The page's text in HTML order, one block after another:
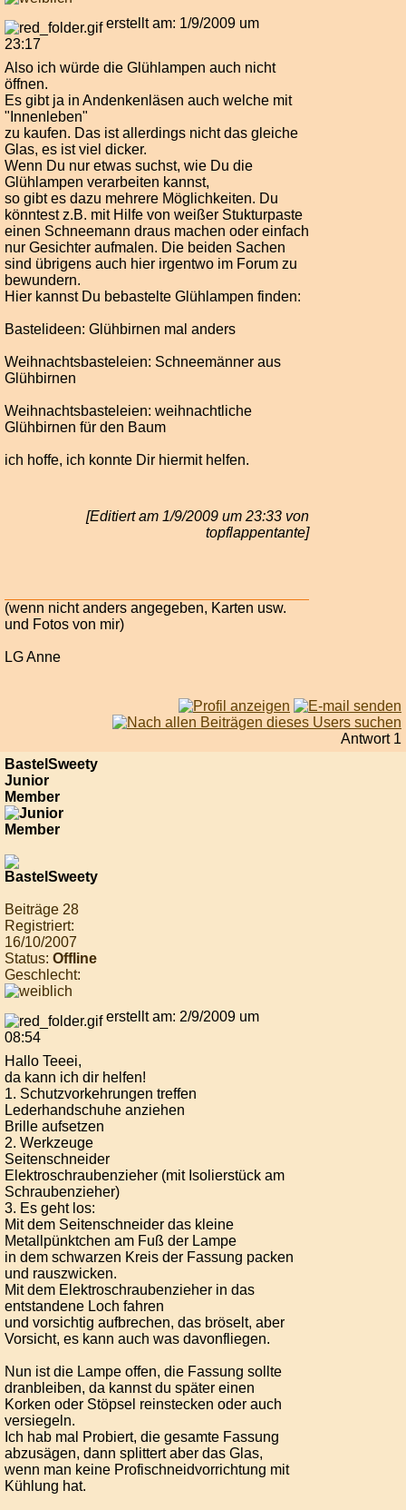
erstellt am: 1/9/2009 um
23:17
Also ich würde die Glühlampen auch nicht
öffnen.
Es gibt ja in Andenkenläsen auch welche mit
"Innenleben"
zu kaufen. Das ist allerdings nicht das gleiche
Glas, es ist viel dicker.
Wenn Du nur etwas suchst, wie Du die
Glühlampen verarbeiten kannst,
so gibt es dazu mehrere Möglichkeiten. Du
könntest z.B. mit Hilfe von weißer Stukturpaste
einen Schneemann draus machen oder einfach
nur Gesichter aufmalen. Die beiden Sachen
sind übrigens auch hier irgentwo im Forum zu
bewundern.
Hier kannst Du bebastelte Glühlampen finden:
Bastelideen: Glühbirnen mal anders
Weihnachtsbasteleien: Schneemänner aus
Glühbirnen
Weihnachtsbasteleien: weihnachtliche
Glühbirnen für den Baum
ich hoffe, ich konnte Dir hiermit helfen.
[Editiert am 1/9/2009 um 23:33 von
topflappentante]
(wenn nicht anders angegeben, Karten usw.
und Fotos von mir)
LG Anne
Antwort 1
BastelSweety
Junior
Member
Beiträge 28
Registriert:
16/10/2007
Status: Offline
Geschlecht:
erstellt am: 2/9/2009 um
08:54
Hallo Teeei,
da kann ich dir helfen!
1. Schutzvorkehrungen treffen
Lederhandschuhe anziehen
Brille aufsetzen
2. Werkzeuge
Seitenschneider
Elektroschraubenzieher (mit Isolierstück am
Schraubenzieher)
3. Es geht los:
Mit dem Seitenschneider das kleine
Metallpünktchen am Fuß der Lampe
in dem schwarzen Kreis der Fassung packen
und rauszwicken.
Mit dem Elektroschraubenzieher in das
entstandene Loch fahren
und vorsichtig aufbrechen, das bröselt, aber
Vorsicht, es kann auch was davonfliegen.
Nun ist die Lampe offen, die Fassung sollte
dranbleiben, da kannst du später einen
Korken oder Stöpsel reinstecken oder auch
versiegeln.
Ich hab mal Probiert, die gesamte Fassung
abzusägen, dann splittert aber das Glas,
wenn man keine Profischneidvorrichtung mit
Kühlung hat.